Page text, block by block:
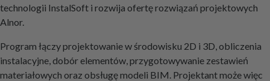
technologii InstalSoft i rozwija ofertę rozwiązań projektowych
Alnor.
Program łączy projektowanie w środowisku 2D i 3D, obliczenia
instalacyjne, dobór elementów, przygotowywanie zestawień
materiałowych oraz obsługę modeli BIM. Projektant może więc